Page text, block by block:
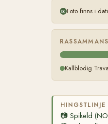
Foto finns i
Kallblodig
HINGSTLINJE
📷 Spikeld